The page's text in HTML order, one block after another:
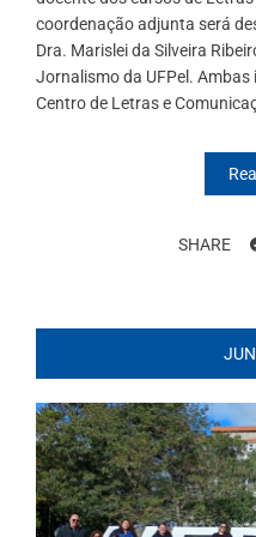
coordenação adjunta será
Dra. Marislei da Silveira
Jornalismo da UFPel.
Centro de Letras e
SHARE
JUN